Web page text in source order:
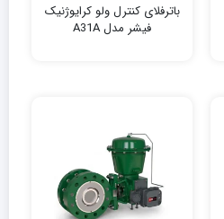
باترفلای کنترل ولو کرایوژنیک
فیشر مدل A31A